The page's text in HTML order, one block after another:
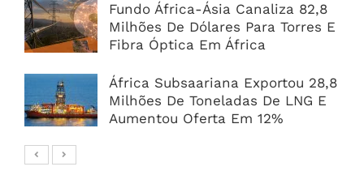
Fundo África-Ásia Canaliza 82,8
Milhões De Dólares Para Torres E
Fibra Óptica Em África
África Subsaariana Exportou 28,8
Milhões De Toneladas De LNG E
Aumentou Oferta Em 12%